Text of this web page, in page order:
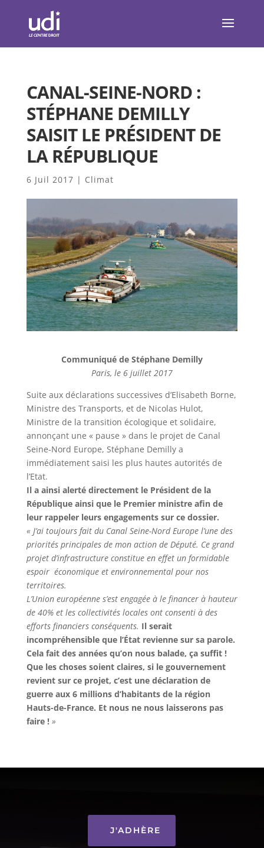
CANAL-SEINE-NORD :
STÉPHANE DEMILLY
SAISIT LE PRÉSIDENT DE
LA RÉPUBLIQUE
6 Juil 2017 | Climat
Communiqué de Stéphane Demilly
Paris, le 6 juillet 2017
Suite aux déclarations successives d’Elisabeth Borne,
Ministre des Transports, et de Nicolas Hulot,
Ministre de la transition écologique et solidaire,
annonçant une « pause » dans le projet de Canal
Seine-Nord Europe, Stéphane Demilly a
immédiatement saisi les plus hautes autorités de
l’Etat.
Il a ainsi alerté directement le Président de la
République ainsi que le Premier ministre afin de
leur rappeler leurs engagements sur ce dossier.
« J’ai toujours fait du Canal Seine-Nord Europe l’une des
priorités principales de mon action de Député. Ce grand
projet d’infrastructure constitue en effet un formidable
espoir économique et environnemental pour nos
territoires.
L’Union européenne s’est engagée à le financer à hauteur
de 40% et les collectivités locales ont consenti à des
efforts financiers conséquents. Il serait
incompréhensible que l’État revienne sur sa parole.
Cela fait des années qu’on nous balade, ça suffit !
Que les choses soient claires, si le gouvernement
revient sur ce projet, c’est une déclaration de
guerre aux 6 millions d’habitants de la région
Hauts-de-France. Et nous ne nous laisserons pas
faire !»
J'ADHÈRE